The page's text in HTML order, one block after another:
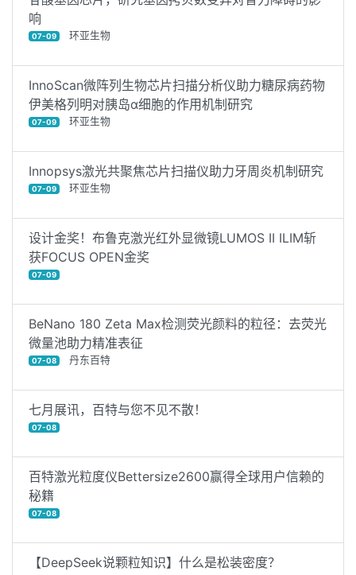
响
07-09 环亚生物
InnoScan微阵列生物芯片扫描分析仪助力糖尿病药物
伊美格列明对胰岛α细胞的作用机制研究
07-09 环亚生物
Innopsys激光共聚焦芯片扫描仪助力牙周炎机制研究
07-09 环亚生物
设计金奖！布鲁克激光红外显微镜LUMOS II ILIM斩
获FOCUS OPEN金奖
07-09
BeNano 180 Zeta Max检测荧光颜料的粒径：去荧光
微量池助力精准表征
07-08 丹东百特
七月展讯，百特与您不见不散！
07-08
百特激光粒度仪Bettersize2600赢得全球用户信赖的
秘籍
07-08
【DeepSeek说颗粒知识】什么是松装密度？